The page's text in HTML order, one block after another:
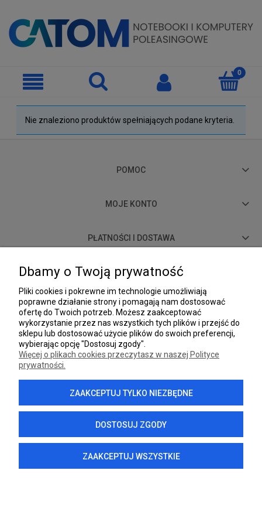
Nie znaleziono produktów spełniających podane kryteria.
POMOC
MOJE KONTO
PŁATNOŚCI I DOSTAWA
INFORMACJE
DANE FIRMY
Sklep internetowy Shoper.pl
Dbamy o Twoją prywatność
Pliki cookies i pokrewne im technologie umożliwiają
poprawne działanie strony i pomagają nam dostosować
ofertę do Twoich potrzeb. Możesz zaakceptować
wykorzystanie przez nas wszystkich tych plików i przejść do
sklepu lub dostosować użycie plików do swoich preferencji,
wybierając opcję "Dostosuj zgody".
Więcej o plikach cookies przeczytasz w naszej Polityce
prywatności.
ZAAKCEPTUJ TYLKO NIEZBĘDNE
DOSTOSUJ ZGODY
ZAAKCEPTUJ WSZYSTKIE